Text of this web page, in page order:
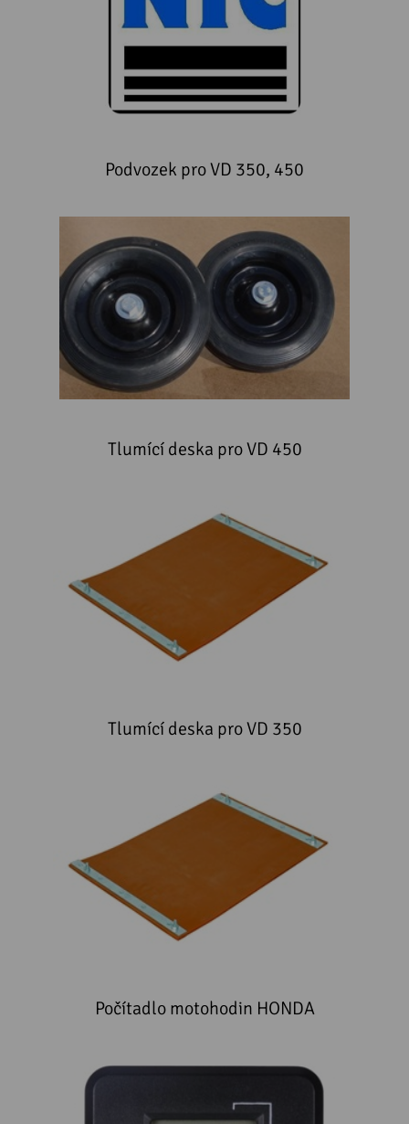
Podvozek pro VD 350, 450
Tlumící deska pro VD 450
Tlumící deska pro VD 350
Počítadlo motohodin HONDA